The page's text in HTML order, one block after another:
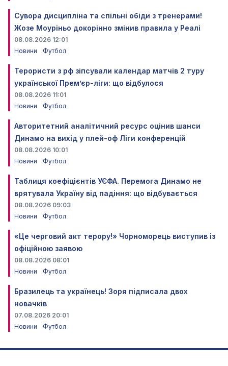
Сувора дисципліна та спільні обіди з тренерами!
Жозе Моуріньо докорінно змінив правила у Реалі
08.08.2026 12:01
Новини
Футбол
Терористи з рф зіпсували календар матчів 2 туру
української Прем’єр-ліги: що відбулося
08.08.2026 11:01
Новини
Футбол
Авторитетний аналітичний ресурс оцінив шанси
Динамо на вихід у плей-оф Ліги конференцій
08.08.2026 10:01
Новини
Футбол
Таблиця коефіцієнтів УЄФА. Перемога Динамо не
врятувала Україну від падіння: що відбувається
08.08.2026 09:03
Новини
Футбол
«Це черговий акт терору!» Чорноморець виступив із
офіційною заявою
08.08.2026 08:01
Новини
Футбол
Бразилець та українець! Зоря підписала двох
новачків
07.08.2026 20:01
Новини
Футбол